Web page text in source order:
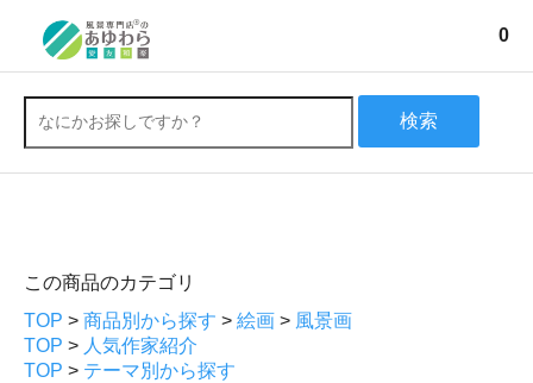
0
検索
この商品のカテゴリ
TOP > 商品別から探す > 絵画 > 風景画
TOP > 人気作家紹介
TOP > テーマ別から探す